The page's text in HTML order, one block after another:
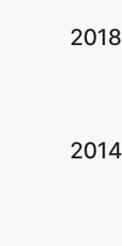
2018
2014